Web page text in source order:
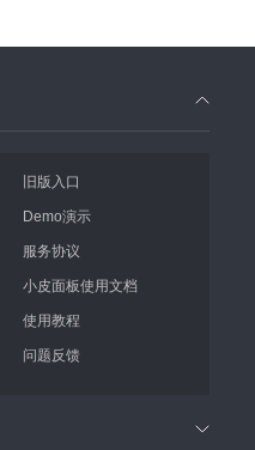
旧版入口
Demo演示
服务协议
小皮面板使用文档
使用教程
问题反馈